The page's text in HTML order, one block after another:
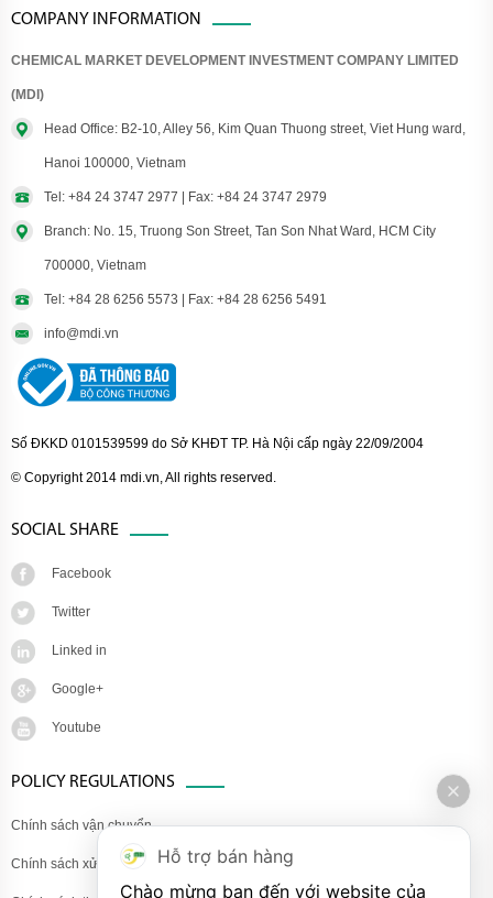
COMPANY INFORMATION
CHEMICAL MARKET DEVELOPMENT INVESTMENT COMPANY LIMITED
(MDI)
Head Office: B2-10, Alley 56, Kim Quan Thuong street, Viet Hung ward,
Hanoi 100000, Vietnam
Tel: +84 24 3747 2977 | Fax: +84 24 3747 2979
Branch: No. 15, Truong Son Street, Tan Son Nhat Ward, HCM City
700000, Vietnam
Tel: +84 28 6256 5573 | Fax: +84 28 6256 5491
info@mdi.vn
Số ĐKKD 0101539599 do Sở KHĐT TP. Hà Nội cấp ngày 22/09/2004
© Copyright 2014 mdi.vn, All rights reserved.
SOCIAL SHARE
Facebook
Twitter
Linked in
Google+
Youtube
POLICY REGULATIONS
Chính sách vận chuyển
Chính sách xử lý khiếu nạiHỗ trợ bán hàng
Chào mừng bạn đến với website của